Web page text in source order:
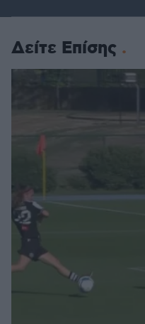
Δείτε Επίσης